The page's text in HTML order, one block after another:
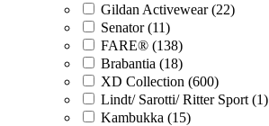
Gildan Activewear (22)
Senator (11)
FARE® (138)
Brabantia (18)
XD Collection (600)
Lindt/ Sarotti/ Ritter Sport (1)
Kambukka (15)